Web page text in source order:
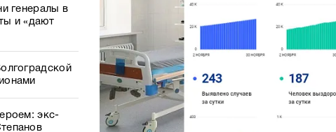
генералы в
и «дают
экс-